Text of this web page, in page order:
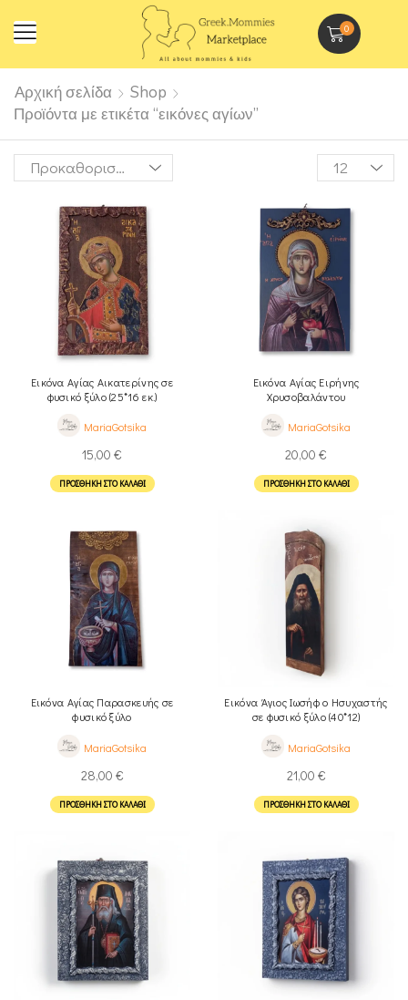
0
Αρχική σελίδα
Shop
Προϊόντα με ετικέτα “εικόνες αγίων”
Εικόνα Αγίας Αικατερίνης σε
φυσικό ξύλο (25*16 εκ.)
MariaGotsika
15,00 €
ΠΡΟΣΘΉΚΗ ΣΤΟ ΚΑΛΆΘΙ
Εικόνα Αγίας Ειρήνης
Χρυσοβαλάντου
MariaGotsika
20,00 €
ΠΡΟΣΘΉΚΗ ΣΤΟ ΚΑΛΆΘΙ
Εικόνα Αγίας Παρασκευής σε
φυσικό ξύλο
MariaGotsika
28,00 €
ΠΡΟΣΘΉΚΗ ΣΤΟ ΚΑΛΆΘΙ
Εικόνα Άγιος Ιωσήφ ο Ησυχαστής
σε φυσικό ξύλο (40*12)
MariaGotsika
21,00 €
ΠΡΟΣΘΉΚΗ ΣΤΟ ΚΑΛΆΘΙ